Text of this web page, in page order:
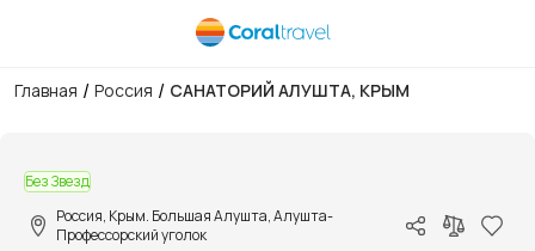
Главная / Россия / САНАТОРИЙ АЛУШТА, КРЫМ
Без Звезд
Россия, Крым. Большая Алушта, Алушта-
Профессорский уголок